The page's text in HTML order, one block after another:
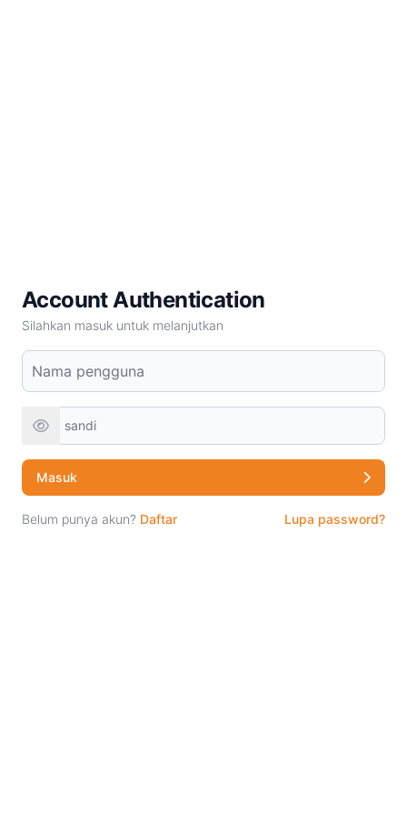
Account Authentication
Silahkan masuk untuk melanjutkan
Masuk
Belum punya akun? Daftar Lupa password?